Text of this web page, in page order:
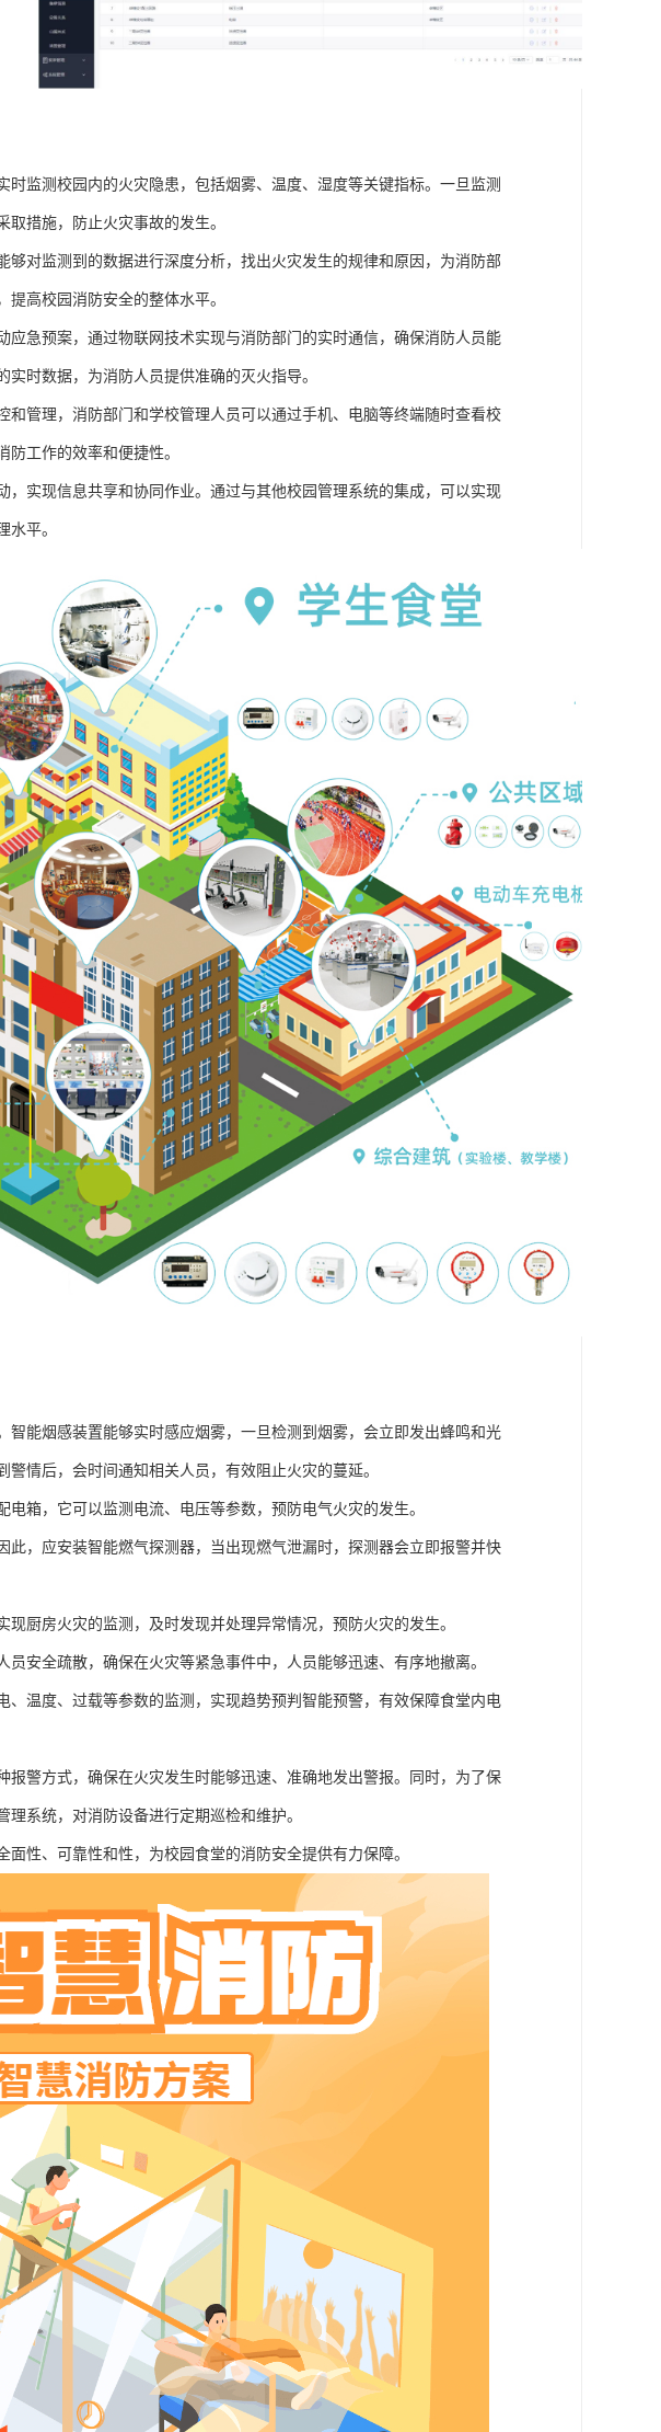
监测校园内的火灾隐患，包括烟雾、温度、湿度等关键指标。一旦监测
措施，防止火灾事故的发生。
对监测到的数据进行深度分析，找出火灾发生的规律和原因，为消防部
高校园消防安全的整体水平。
急预案，通过物联网技术实现与消防部门的实时通信，确保消防人员能
时数据，为消防人员提供准确的灭火指导。
管理，消防部门和学校管理人员可以通过手机、电脑等终端随时查看校
工作的效率和便捷性。
实现信息共享和协同作业。通过与其他校园管理系统的集成，可以实现
水平。
能烟感装置能够实时感应烟雾，一旦检测到烟雾，会立即发出蜂鸣和光
情后，会时间通知相关人员，有效阻止火灾的蔓延。
箱，它可以监测电流、电压等参数，预防电气火灾的发生。
，应安装智能燃气探测器，当出现燃气泄漏时，探测器会立即报警并快
厨房火灾的监测，及时发现并处理异常情况，预防火灾的发生。
安全疏散，确保在火灾等紧急事件中，人员能够迅速、有序地撤离。
温度、过载等参数的监测，实现趋势预判智能预警，有效保障食堂内电
警方式，确保在火灾发生时能够迅速、准确地发出警报。同时，为了保
系统，对消防设备进行定期巡检和维护。
性、可靠性和性，为校园食堂的消防安全提供有力保障。